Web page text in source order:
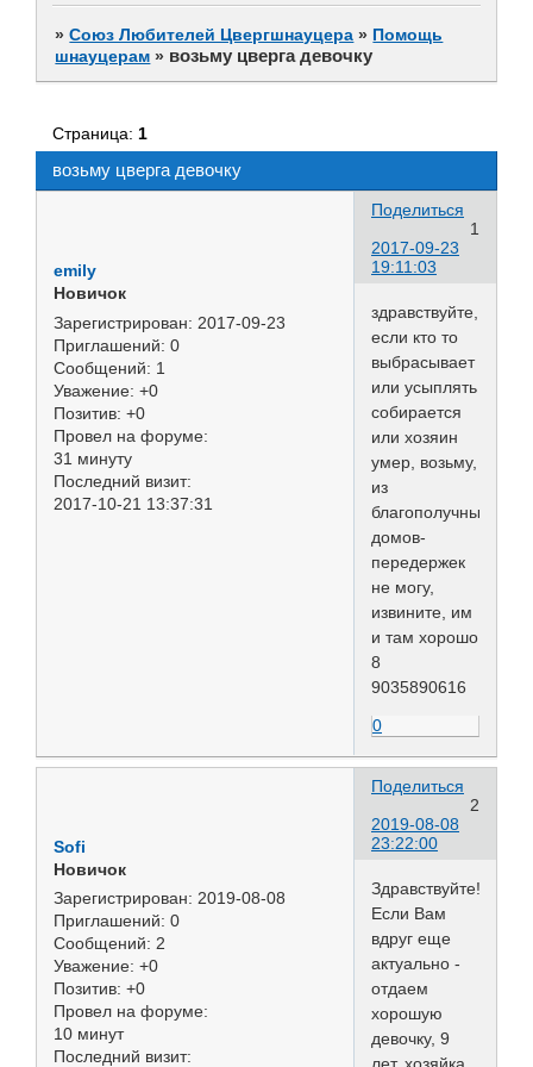
»Союз Любителей Цвергшнауцера » Помощь
шнауцерам » возьму цверга девочку
возьму цверга девочку
Страница: 1
Поделиться
1
2017-09-23
19:11:03
emily
Новичок
Зарегистрирован: 2017-09-23
Приглашений: 0
Сообщений: 1
Уважение: +0
Позитив: +0
Провел на форуме:
31 минуту
Последний визит:
2017-10-21 13:37:31
здравствуйте,
если кто то
выбрасывает
или усыплять
собирается
или хозяин
умер, возьму,
из
благополучных
домов-
передержек
не могу,
извините, им
и там хорошо
8
9035890616
0
Поделиться
2
2019-08-08
23:22:00
Sofi
Новичок
Зарегистрирован: 2019-08-08
Приглашений: 0
Сообщений: 2
Уважение: +0
Позитив: +0
Провел на форуме:
10 минут
Последний визит:
Здравствуйте!
Если Вам
вдруг еще
актуально -
отдаем
хорошую
девочку, 9
лет, хозяйка